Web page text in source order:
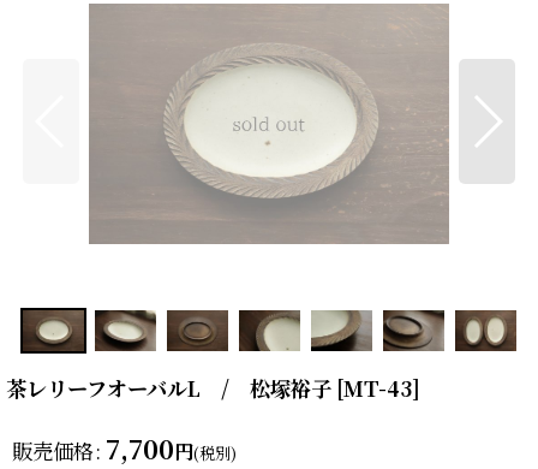
茶レリーフオーバルL / 松塚裕子 [MT-43]
販売価格: 7,700円(税別)